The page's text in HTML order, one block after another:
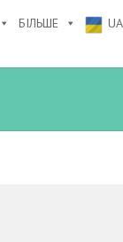
БІЛЬШЕ UA